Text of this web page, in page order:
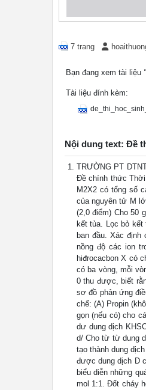
7 trang
Bạn đang xem tài liệu
Tài liệu đính kèm:
Nội dung text: Đề
TRƯỜNG PT
Đề chính thức Thời
M2X2 có tổng số
của nguyên tử M
(2,0 điểm) Cho 50
kết tủa. Lọc bỏ
ban đầu. Xác
nồng độ các ion
hiđrocacbon X có
có ba vòng, mỗi
0 thu được, biết
sơ đồ phản ứng
chế: (A) Propin
gọn (nếu có) cho
dư dung dịch
d/ Cho từ từ dung
tạo thành dung
được dung dịch D
biểu diễn những
mol 1:1. Đốt cháy